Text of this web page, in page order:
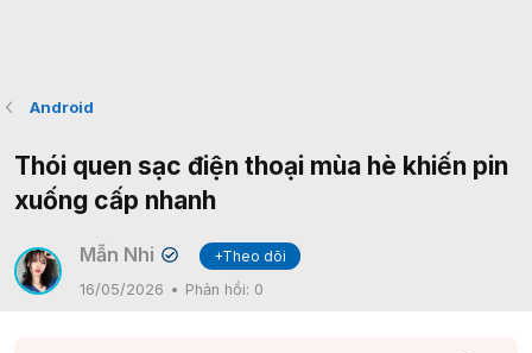
Android
Thói quen sạc điện thoại mùa hè khiến pin
xuống cấp nhanh
Mẫn Nhi ✔
+Theo dõi
16/05/2026
Phản hồi: 0